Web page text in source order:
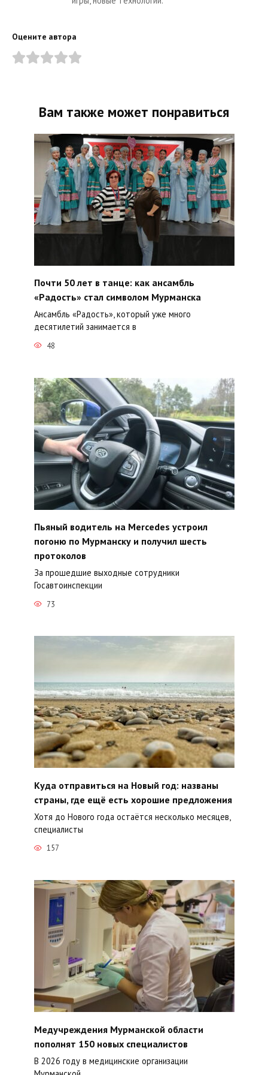
Оцените автора
Вам также может понравиться
Почти 50 лет в танце: как ансамбль
«Радость» стал символом Мурманска
Ансамбль «Радость», который уже много
десятилетий занимается в
48
Пьяный водитель на Mercedes устроил
погоню по Мурманску и получил шесть
протоколов
За прошедшие выходные сотрудники
Госавтоинспекции
73
Куда отправиться на Новый год: названы
страны, где ещё есть хорошие предложения
Хотя до Нового года остаётся несколько месяцев,
специалисты
157
Медучреждения Мурманской области
пополнят 150 новых специалистов
В 2026 году в медицинские организации